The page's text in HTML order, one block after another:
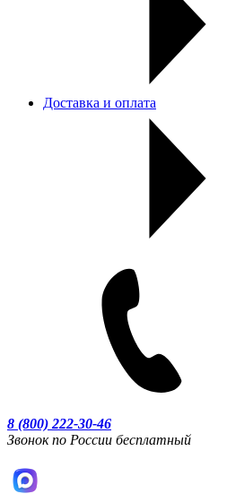
Доставка и оплата
8 (800) 222-30-46
Звонок по России бесплатный